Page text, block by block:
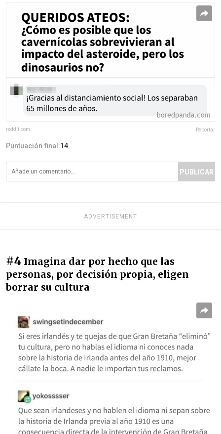
reddit.com Reportar
Puntuación final:14
PUBLICAR
ADVERTISEMENT
#4 Imagina dar por hecho que las
personas, por decisión propia, eligen
borrar su cultura